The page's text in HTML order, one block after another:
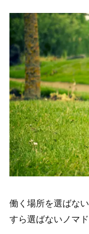
働く場所を選ばな
すら選ばないノマド